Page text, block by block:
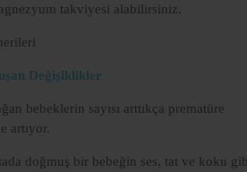
takviyesi alabilirsiniz.
Değişiklikler
bebeklerin sayısı arttıkça prematüre
artıyor.
doğmuş bir bebeğin ses, tat ve koku